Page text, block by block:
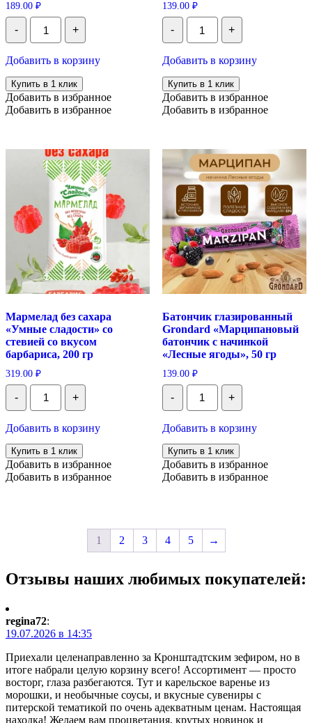
189.00 ₽
-
Количество
Умные
сладости
желейные
без
сахара
со
вкусом
глазури,
105
+
Добавить в корзину
Купить в 1 клик
Добавить в избранное
Добавить в избранное
139.00 ₽
-
Количество
Батончик
глазированный
с
апельсиновой
начинкой
Grondard,
50гр
+
Добавить в корзину
Купить в 1 клик
Добавить в избранное
Добавить в избранное
Мармелад без сахара
«Умные сладости» со
стевией со вкусом
барбариса, 200 гр
319.00 ₽
-
Количество
Мармелад
без
"Умные
сладости"
со
стевией
со
+
Добавить в корзину
Купить в 1 клик
Добавить в избранное
Добавить в избранное
Батончик глазированный
Grondard «Марципановый
батончик с начинкой
«Лесные ягоды», 50 гр
139.00 ₽
-
Количество
Батончик
глазированный
"Марципановый
батончик
с
начинкой
"Лесные
+
Добавить в корзину
Купить в 1 клик
Добавить в избранное
Добавить в избранное
1 2 3 4 5 →
Отзывы наших любимых покупателей:
regina72:
19.07.2026 в 14:35
Приехали целенаправленно за Кронштадтским зефиром, но в
итоге набрали целую корзину всего! Ассортимент — просто
восторг, глаза разбегаются. Тут и карельское варенье из
морошки, и необычные соусы, и вкусные сувениры с
питерской тематикой по очень адекватным ценам. Настоящая
находка! Желаем вам процветания, крутых новинок и